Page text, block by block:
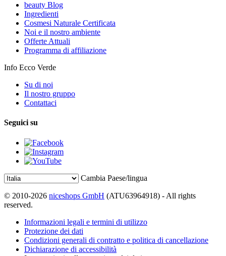
beauty Blog
Ingredienti
Cosmesi Naturale Certificata
Noi e il nostro ambiente
Offerte Attuali
Programma di affiliazione
Info Ecco Verde
Su di noi
Il nostro gruppo
Contattaci
Seguici su
Cambia Paese/lingua
© 2010-2026 niceshops GmbH (ATU63964918) - All rights
reserved.
Informazioni legali e termini di utilizzo
Protezione dei dati
Condizioni generali di contratto e politica di cancellazione
Dichiarazione di accessibilità